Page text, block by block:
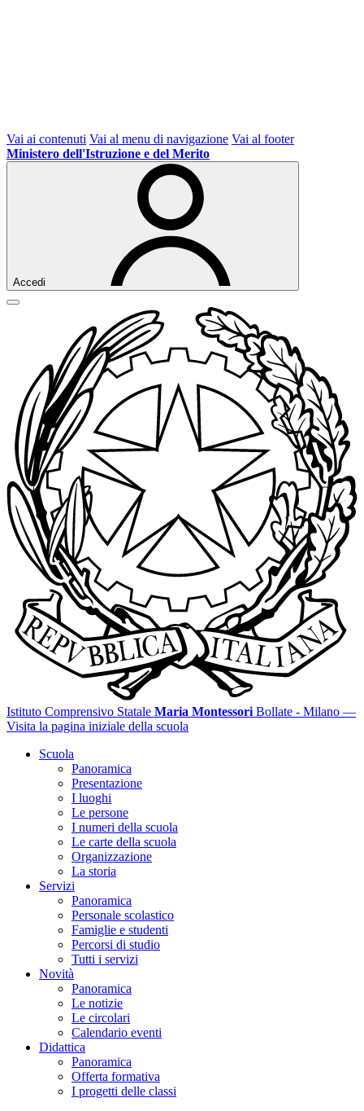
Vai ai contenuti Vai al menu di navigazione Vai al footer
Ministero dell'Istruzione e del Merito
Accedi
Istituto Comprensivo Statale Maria Montessori Bollate - Milano —
Visita la pagina iniziale della scuola
Scuola
Panoramica
Presentazione
I luoghi
Le persone
I numeri della scuola
Le carte della scuola
Organizzazione
La storia
Servizi
Panoramica
Personale scolastico
Famiglie e studenti
Percorsi di studio
Tutti i servizi
Novità
Panoramica
Le notizie
Le circolari
Calendario eventi
Didattica
Panoramica
Offerta formativa
I progetti delle classi